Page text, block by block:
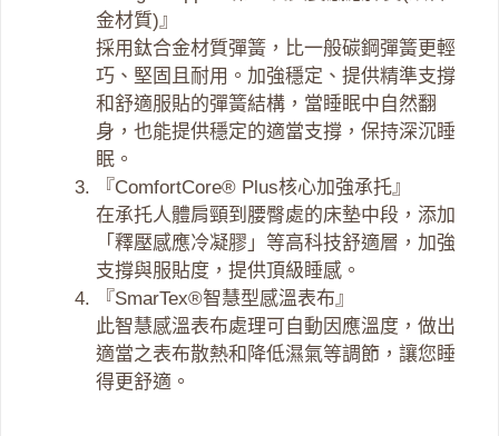
金材質)』
採用鈦合金材質彈簧，比一般碳鋼彈簧更輕
巧、堅固且耐用。加強穩定、提供精準支撐
和舒適服貼的彈簧結構，當睡眠中自然翻
身，也能提供穩定的適當支撐，保持深沉睡
眠。
『ComfortCore® Plus核心加強承托』
在承托人體肩頸到腰臀處的床墊中段，添加
「釋壓感應冷凝膠」等高科技舒適層，加強
支撐與服貼度，提供頂級睡感。
『SmarTex®智慧型感溫表布』
此智慧感溫表布處理可自動因應溫度，做出
適當之表布散熱和降低濕氣等調節，讓您睡
得更舒適。